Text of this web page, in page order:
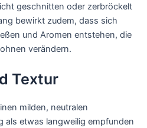
geschnitten oder zerbröckelt
bewirkt zudem, dass sich
und Aromen entstehen, die
verändern.
Textur
milden, neutralen
als etwas langweilig empfunden